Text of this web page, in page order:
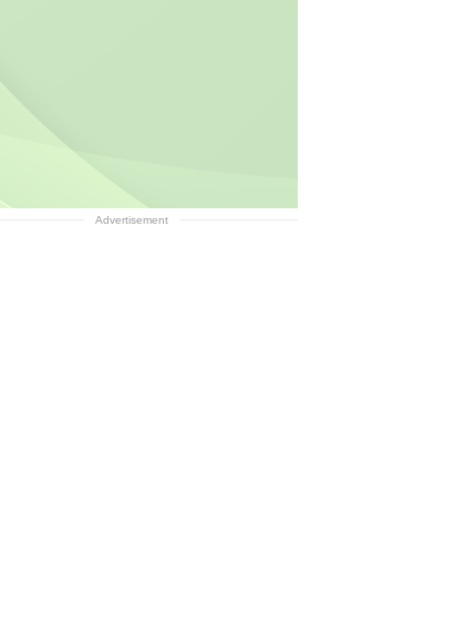
Advertisement